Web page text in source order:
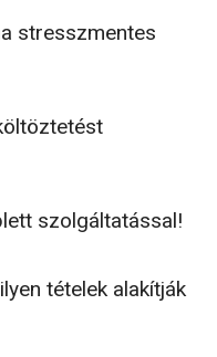
stresszmentes
szolgáltatással!
tételek alakítják